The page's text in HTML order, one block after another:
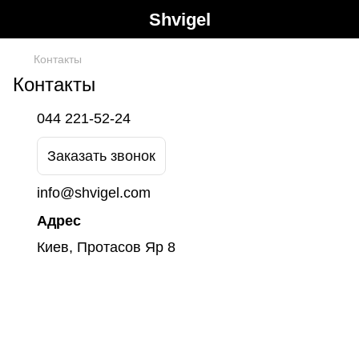
Shvigel
Контакты
Контакты
044 221-52-24
Заказать звонок
info@shvigel.com
Адрес
Киев, Протасов Яр 8